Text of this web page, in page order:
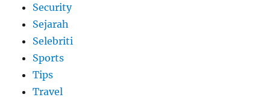
Security
Sejarah
Selebriti
Sports
Tips
Travel